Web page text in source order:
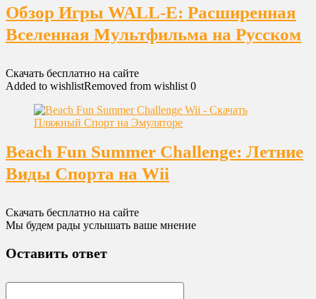
Обзор Игры WALL-E: Расширенная
Вселенная Мультфильма на Русском
Скачать бесплатно на сайте
Added to wishlistRemoved from wishlist 0
Beach Fun Summer Challenge: Летние
Виды Спорта на Wii
Скачать бесплатно на сайте
Мы будем рады услышать ваше мнение
Оставить ответ